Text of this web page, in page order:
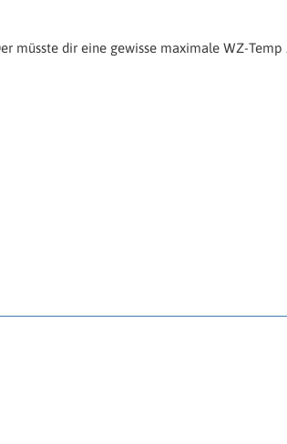
müsste dir eine gewisse maximale WZ-Temp